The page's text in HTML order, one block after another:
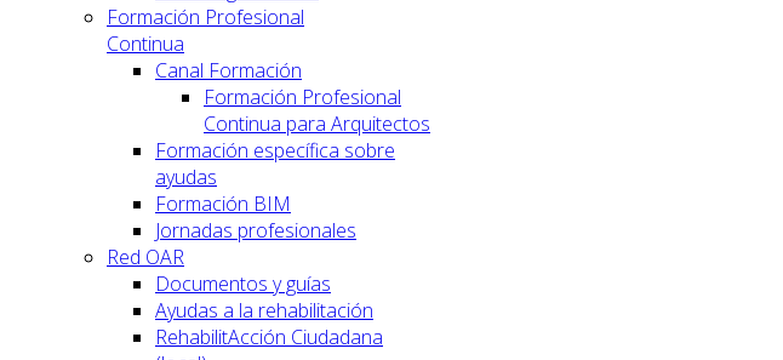
Formación Profesional
Continua
Canal Formación
Formación Profesional
Continua para Arquitectos
Formación específica sobre
ayudas
Formación BIM
Jornadas profesionales
Red OAR
Documentos y guías
Ayudas a la rehabilitación
RehabilitAcción Ciudadana